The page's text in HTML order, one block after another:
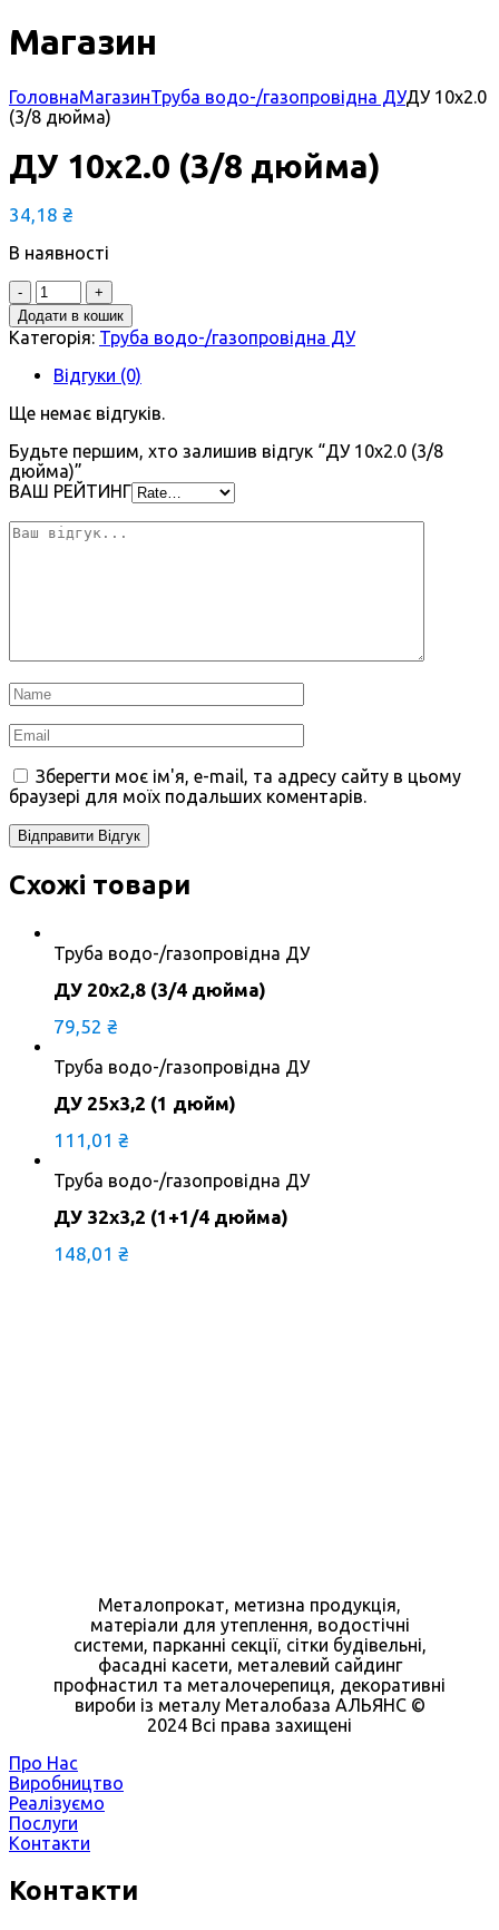
Магазин
ГоловнаМагазинТруба водо-/газопровідна ДУДУ 10х2.0
(3/8 дюйма)
ДУ 10х2.0 (3/8 дюйма)
34,18 ₴
В наявності
Quantity
Додати в кошик
Категорія: Труба водо-/газопровідна ДУ
Відгуки (0)
Ще немає відгуків.
Будьте першим, хто залишив відгук “ДУ 10х2.0 (3/8
дюйма)”
ВАШ РЕЙТИНГ
Зберегти моє ім'я, e-mail, та адресу сайту в цьому
браузері для моїх подальших коментарів.
Схожі товари
Труба водо-/газопровідна ДУ
ДУ 20х2,8 (3/4 дюйма)
79,52 ₴
Труба водо-/газопровідна ДУ
ДУ 25х3,2 (1 дюйм)
111,01 ₴
Труба водо-/газопровідна ДУ
ДУ 32х3,2 (1+1/4 дюйма)
148,01 ₴
Металопрокат, метизна продукція,
матеріали для утеплення, водостічні
системи, парканні секції, сітки будівельні,
фасадні касети, металевий сайдинг
профнастил та металочерепиця, декоративні
вироби із металу Металобаза АЛЬЯНС ©
2024 Всі права захищені
Про Нас
Виробництво
Реалізуємо
Послуги
Контакти
Контакти